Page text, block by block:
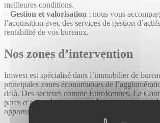
meilleures conditions.
– Gestion et valorisation : nous vous
l’acquisition avec des services de gestion
rentabilité de vos bureaux.
Nos zones d’intervention
Imwest est spécialisé dans l’immobilier de
principales zones économiques de
delà. Des secteurs comme EuroRennes, La
parcs d’activités de Saint-Grégoire et Cesson-
opportunités exceptionnelles pour des